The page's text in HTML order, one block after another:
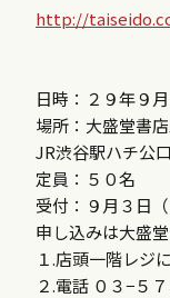
http://
日時：２９年９
場所：大盛堂書
JR渋谷駅ハチ公
定員：５０名
受付：９月３日
申し込みは大盛
１.店頭一階レジ
２.電話 ０３−５